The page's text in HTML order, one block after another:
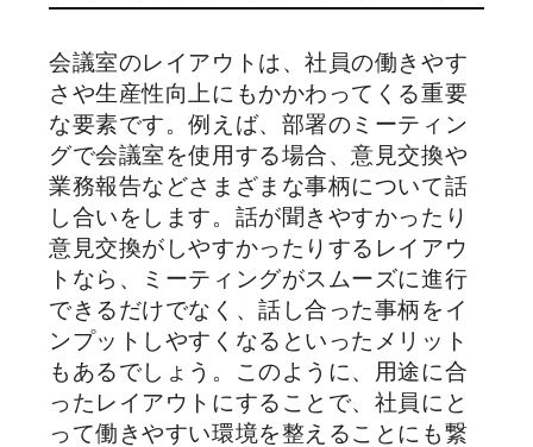
会議室のレイアウトは、社員の働きやす
さや生産性向上にもかかわってくる重要
な要素です。例えば、部署のミーティン
グで会議室を使用する場合、意見交換や
業務報告などさまざまな事柄について話
し合いをします。話が聞きやすかったり
意見交換がしやすかったりするレイアウ
トなら、ミーティングがスムーズに進行
できるだけでなく、話し合った事柄をイ
ンプットしやすくなるといったメリット
もあるでしょう。このように、用途に合
ったレイアウトにすることで、社員にと
って働きやすい環境を整えることにも繋